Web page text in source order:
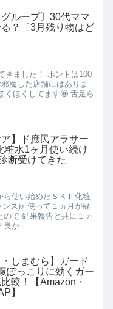
グループ〕30代ママ
？〔3月残り物はど
きました！ ホントは100
魔した店舗にはありま
くほくしてます🤩 舌足ら
ア】ド庶民アラサー
水1ヶ月使い続け
断受けてきた
ら使い始めたＳＫⅡ化粧
ス)♪ 使って１ヵ月が経
で 結果報告と共に１ヵ
か...
・しまむら】ガード
ぽっこりに効くガー
較！【Amazon・
】